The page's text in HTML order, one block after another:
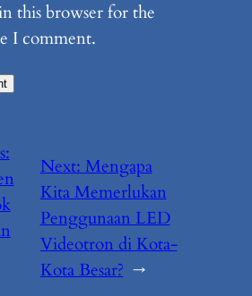
this browser for the
I comment.
Next: Mengapa
Kita Memerlukan
Penggunaan LED
Videotron di Kota-
Kota Besar? →